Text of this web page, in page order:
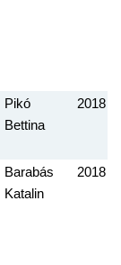
Pikó
Bettina
2018
Barabás
Katalin
2018